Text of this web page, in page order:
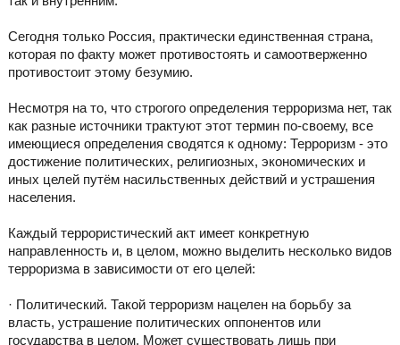
Сегодня только Россия, практически единственная страна,
которая по факту может противостоять и самоотверженно
противостоит этому безумию.
Несмотря на то, что строгого определения терроризма нет, так
как разные источники трактуют этот термин по-своему, все
имеющиеся определения сводятся к одному: Терроризм - это
достижение политических, религиозных, экономических и
иных целей путём насильственных действий и устрашения
населения.
Каждый террористический акт имеет конкретную
направленность и, в целом, можно выделить несколько видов
терроризма в зависимости от его целей:
· Политический. Такой терроризм нацелен на борьбу за
власть, устрашение политических оппонентов или
государства в целом. Может существовать лишь при